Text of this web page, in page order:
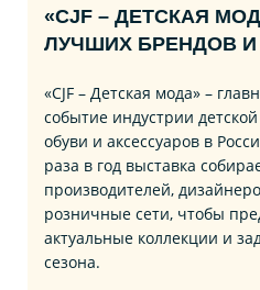
«CJF – ДЕТСКАЯ
ЛУЧШИХ БРЕНДОВ
«CJF – Детская мода» –
событие индустрии
обуви и аксессуаров в
раза в год выставка
производителей,
розничные сети, чтобы
актуальные коллекции и
сезона.